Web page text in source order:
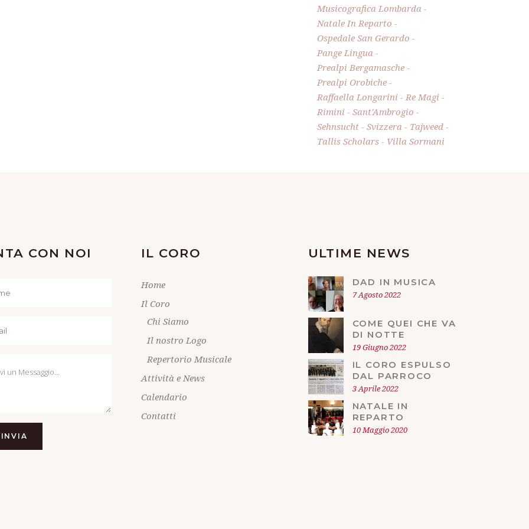
Musicografica Lombarda
Natale In Reparto
Ospedale San Gerardo
Pange Lingua
Prealpi Bergamasche
Prealpi Orobiche
Raffaella Longarini
Re Magi
Rimini
Sant'Ambrogio
Sehnsucht
Svizzera
Tajweed
Tallis Scholars
Villa Sormani
CON NOI
INVIA
IL CORO
Home
Il Coro
Chi Siamo
Il nostro Logo
Repertorio Musicale
Attività e News
Calendario
Contatti
ULTIME NEWS
DAD IN MUSICA
7 Agosto 2022
COME QUEI CHE VA
DI NOTTE
19 Giugno 2022
IL CORO ESPULSO
DAL PARROCO
3 Aprile 2022
NATALE IN
REPARTO
10 Maggio 2020